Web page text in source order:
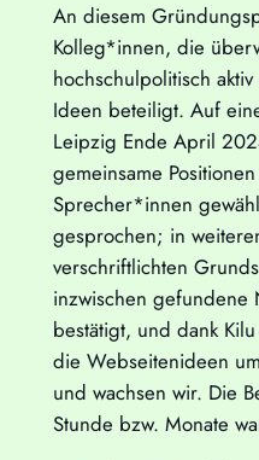
An diesem
Kolleg*innen, die
hochschulpolitisch
Ideen beteiligt. Auf
Leipzig Ende April
gemeinsame
Sprecher*innen
gesprochen; in
verschriftlichten
inzwischen gefundene
bestätigt, und dank
die Webseitenideen
und wachsen wir. Die
Stunde bzw. Monate